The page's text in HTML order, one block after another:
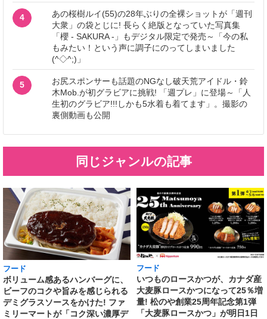
4
あの桜樹ルイ(55)の28年ぶりの全裸ショットが「週刊
大衆」の袋とじに! 長らく絶版となっていた写真集
「櫻 - SAKURA -」もデジタル限定で発売～「今の私
もみたい！という声に調子にのってしまいました
(^◇^;)」
5
お尻スポンサーも話題のNGなし破天荒アイドル・鈴
木Mob.が初グラビアに挑戦! 「週プレ」に登場～「人
生初のグラビア!!!しかも5水着も着てます」。撮影の
裏側動画も公開
同じジャンルの記事
フード
ボリューム感あるハンバーグに、
ビーフのコクや旨みを感じられる
デミグラスソースをかけた! ファ
ミリーマートが「コク深い濃厚デ
フード
いつものロースかつが、カナダ産
大麦豚ロースかつになって25％増
量! 松のや創業25周年記念第1弾
「大麦豚ロースかつ」が明日1日